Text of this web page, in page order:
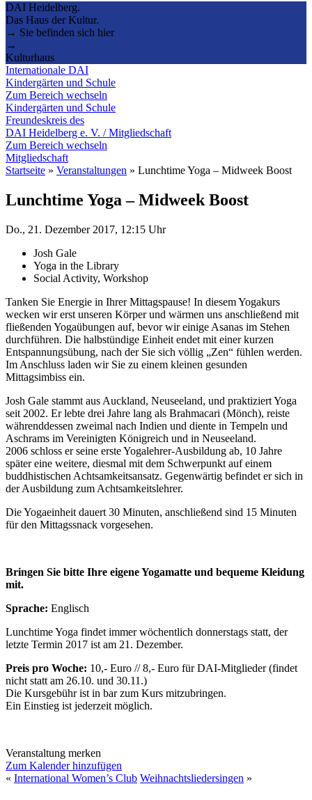
DAI Heidelberg.
Das Haus der Kultur.
→ Sie befinden sich hier
→
Kulturhaus
Internationale DAI
Kindergärten und Schule
Zum Bereich wechseln
Kindergärten und Schule
Freundeskreis des
DAI Heidelberg e. V. / Mitgliedschaft
Zum Bereich wechseln
Mitgliedschaft
Startseite » Veranstaltungen » Lunchtime Yoga – Midweek Boost
Lunchtime Yoga – Midweek Boost
Do., 21. Dezember 2017, 12:15 Uhr
Josh Gale
Yoga in the Library
Social Activity, Workshop
Tanken Sie Energie in Ihrer Mittagspause! In diesem Yogakurs
wecken wir erst unseren Körper und wärmen uns anschließend mit
fließenden Yogaübungen auf, bevor wir einige Asanas im Stehen
durchführen. Die halbstündige Einheit endet mit einer kurzen
Entspannungsübung, nach der Sie sich völlig „Zen“ fühlen werden.
Im Anschluss laden wir Sie zu einem kleinen gesunden
Mittagsimbiss ein.
Josh Gale stammt aus Auckland, Neuseeland, und praktiziert Yoga
seit 2002. Er lebte drei Jahre lang als Brahmacari (Mönch), reiste
währenddessen zweimal nach Indien und diente in Tempeln und
Aschrams im Vereinigten Königreich und in Neuseeland.
2006 schloss er seine erste Yogalehrer-Ausbildung ab, 10 Jahre
später eine weitere, diesmal mit dem Schwerpunkt auf einem
buddhistischen Achtsamkeitsansatz. Gegenwärtig befindet er sich in
der Ausbildung zum Achtsamkeitslehrer.
Die Yogaeinheit dauert 30 Minuten, anschließend sind 15 Minuten
für den Mittagssnack vorgesehen.
Bringen Sie bitte Ihre eigene Yogamatte und bequeme Kleidung
mit.
Sprache: Englisch
Lunchtime Yoga findet immer wöchentlich donnerstags statt, der
letzte Termin 2017 ist am 21. Dezember.
Preis pro Woche: 10,- Euro // 8,- Euro für DAI-Mitglieder (findet
nicht statt am 26.10. und 30.11.)
Die Kursgebühr ist in bar zum Kurs mitzubringen.
Ein Einstieg ist jederzeit möglich.
Veranstaltung merken
Zum Kalender hinzufügen
« International Women’s Club Weihnachtsliedersingen »